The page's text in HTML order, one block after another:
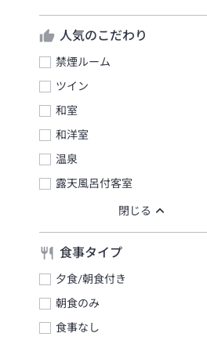
人気のこだわり
禁煙ルーム
ツイン
和室
和洋室
温泉
露天風呂付客室
食事タイプ
夕食/朝食付き
朝食のみ
食事なし